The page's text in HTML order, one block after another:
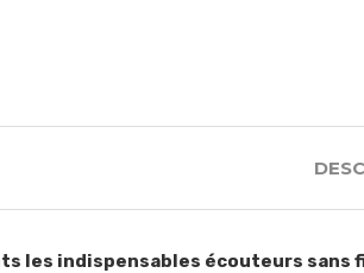
les indispensables écouteurs sans